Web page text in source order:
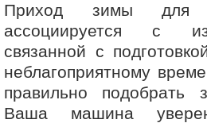
Приход зимы для
ассоциируется с
связанной с
неблагоприятному
правильно
Ваша машина